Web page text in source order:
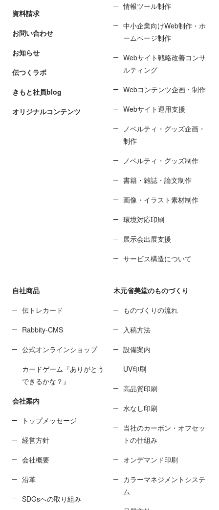
資料請求
お問い合わせ
お知らせ
伝つくラボ
きもと社員blog
オリジナルコンテンツ
情報ツール制作
中小企業向けWeb制作・ホ
ームページ制作
Webサイト戦略改善コンサ
ルティング
Webコンテンツ企画・制作
Webサイト運用支援
ノベルティ・グッズ企画・
制作
ノベルティ・グッズ制作
書籍・雑誌・論文制作
画像・イラスト素材制作
環境対応印刷
展示会出展支援
サービス構造について
自社商品
伝トレカード
Rabbity-CMS
公式オンラインショップ
カードゲーム『ありがとう
できるかな？』
会社案内
トップメッセージ
経営方針
会社概要
沿革
SDGsへの取り組み
木元省美堂のものづくり
ものづくりの流れ
入稿方法
設備案内
UV印刷
高品質印刷
水なし印刷
当社のカーボン・オフセッ
トの仕組み
オンデマンド印刷
カラーマネジメントシステ
ム